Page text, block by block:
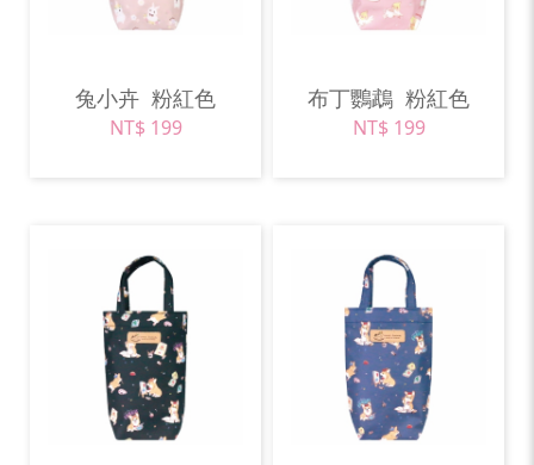
兔小卉 粉紅色
NT$ 199
布丁鸚鵡 粉紅色
NT$ 199